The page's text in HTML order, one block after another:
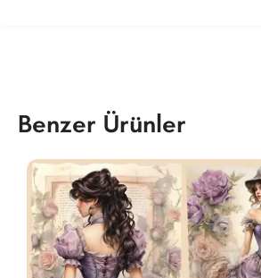
Benzer Ürünler